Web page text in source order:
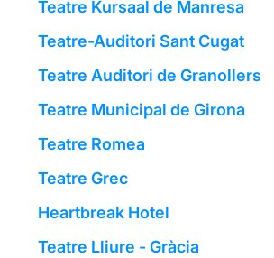
Teatre Kursaal de Manresa
Teatre-Auditori Sant Cugat
Teatre Auditori de Granollers
Teatre Municipal de Girona
Teatre Romea
Teatre Grec
Heartbreak Hotel
Teatre Lliure - Gràcia